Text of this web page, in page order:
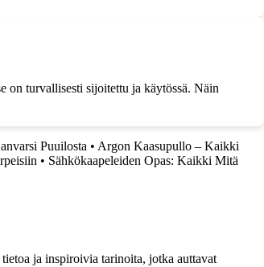
on turvallisesti sijoitettu ja käytössä. Näin
Puuilosta • Argon Kaasupullo – Kaikki
• Sähkökaapeleiden Opas: Kaikki Mitä
ja inspiroivia tarinoita, jotka auttavat